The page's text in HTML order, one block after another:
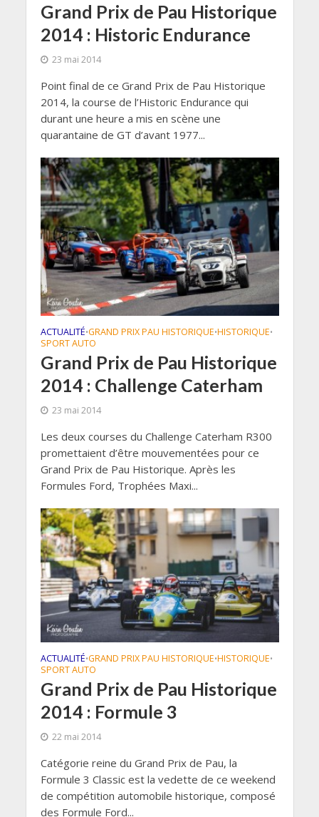
Grand Prix de Pau Historique
2014 : Historic Endurance
23 mai 2014
Point final de ce Grand Prix de Pau Historique
2014, la course de l’Historic Endurance qui
durant une heure a mis en scène une
quarantaine de GT d’avant 1977...
ACTUALITÉ•GRAND PRIX PAU HISTORIQUE•HISTORIQUE•
SPORT AUTO
Grand Prix de Pau Historique
2014 : Challenge Caterham
23 mai 2014
Les deux courses du Challenge Caterham R300
promettaient d’être mouvementées pour ce
Grand Prix de Pau Historique. Après les
Formules Ford, Trophées Maxi...
ACTUALITÉ•GRAND PRIX PAU HISTORIQUE•HISTORIQUE•
SPORT AUTO
Grand Prix de Pau Historique
2014 : Formule 3
22 mai 2014
Catégorie reine du Grand Prix de Pau, la
Formule 3 Classic est la vedette de ce weekend
de compétition automobile historique, composé
des Formule Ford...